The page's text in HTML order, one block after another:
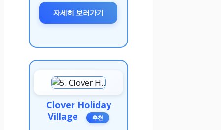
자세히 보러가기
Clover Holiday
Village
추천